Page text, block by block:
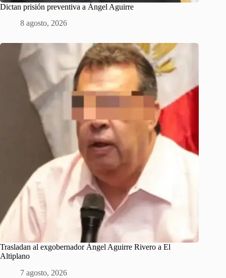
Dictan prisión preventiva a Ángel Aguirre
8 agosto, 2026
Trasladan al exgobernador Ángel Aguirre Rivero a El
Altiplano
7 agosto, 2026